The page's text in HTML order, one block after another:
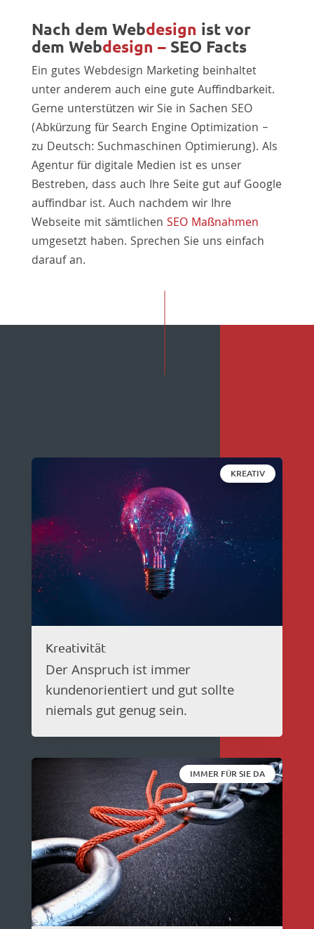
Nach dem Webdesign ist vor
dem Webdesign – SEO Facts
Ein gutes Webdesign Marketing beinhaltet
unter anderem auch eine gute Auffindbarkeit.
Gerne unterstützen wir Sie in Sachen SEO
(Abkürzung für Search Engine Optimization –
zu Deutsch: Suchmaschinen Optimierung). Als
Agentur für digitale Medien ist es unser
Bestreben, dass auch Ihre Seite gut auf Google
auffindbar ist. Auch nachdem wir Ihre
Webseite mit sämtlichen SEO Maßnahmen
umgesetzt haben. Sprechen Sie uns einfach
darauf an.
KREATIV
Kreativität
Der Anspruch ist immer
kundenorientiert und gut sollte
niemals gut genug sein.
IMMER FÜR SIE DA